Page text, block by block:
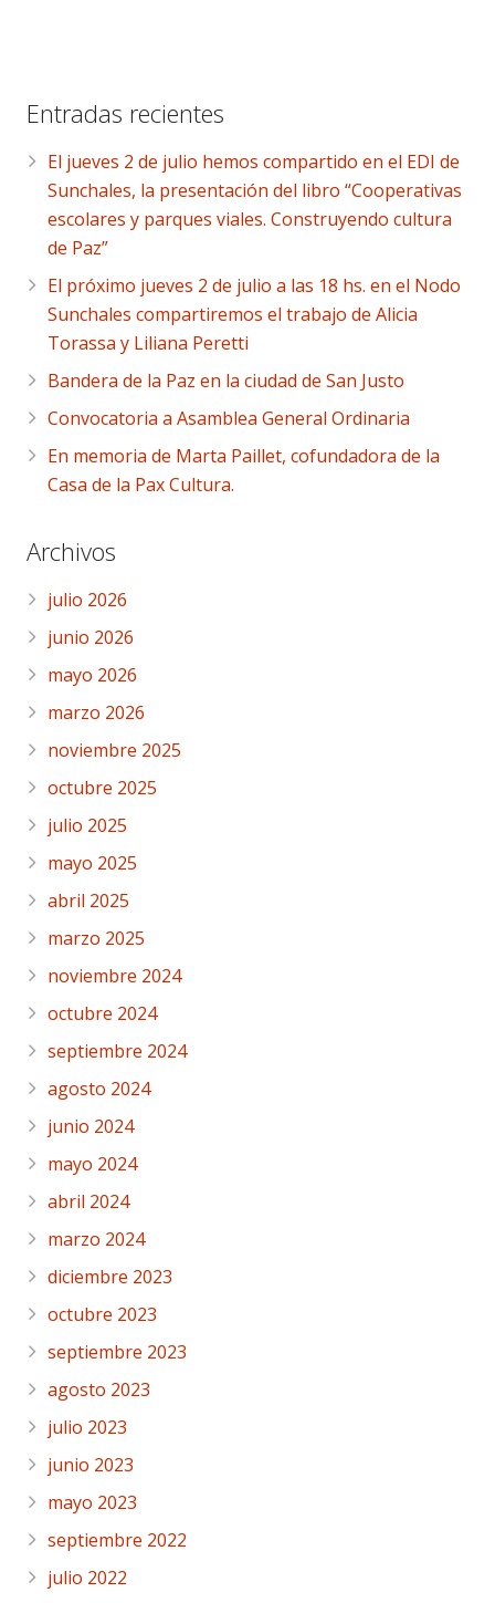
Entradas recientes
El jueves 2 de julio hemos compartido en el EDI de
Sunchales, la presentación del libro “Cooperativas
escolares y parques viales. Construyendo cultura
de Paz”
El próximo jueves 2 de julio a las 18 hs. en el Nodo
Sunchales compartiremos el trabajo de Alicia
Torassa y Liliana Peretti
Bandera de la Paz en la ciudad de San Justo
Convocatoria a Asamblea General Ordinaria
En memoria de Marta Paillet, cofundadora de la
Casa de la Pax Cultura.
Archivos
julio 2026
junio 2026
mayo 2026
marzo 2026
noviembre 2025
octubre 2025
julio 2025
mayo 2025
abril 2025
marzo 2025
noviembre 2024
octubre 2024
septiembre 2024
agosto 2024
junio 2024
mayo 2024
abril 2024
marzo 2024
diciembre 2023
octubre 2023
septiembre 2023
agosto 2023
julio 2023
junio 2023
mayo 2023
septiembre 2022
julio 2022